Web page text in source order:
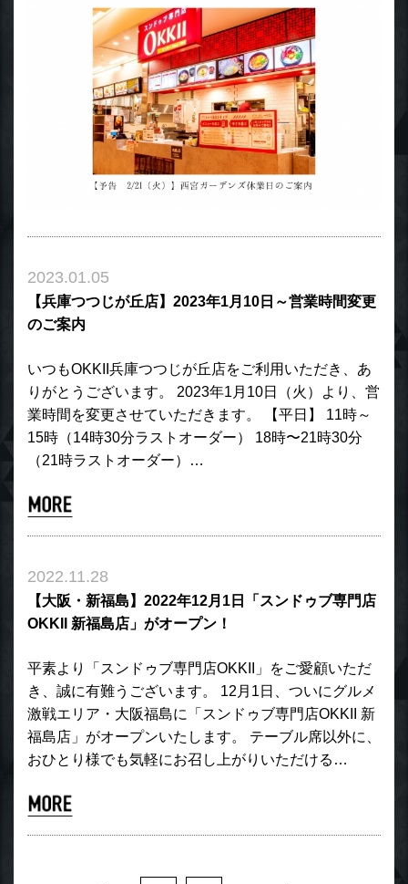
2023.01.05
【兵庫つつじが丘店】2023年1月10日～営業時間変更
のご案内
いつもOKKII兵庫つつじが丘店をご利用いただき、あ
りがとうございます。 2023年1月10日（火）より、営
業時間を変更させていただきます。 【平日】 11時～
15時（14時30分ラストオーダー） 18時〜21時30分
（21時ラストオーダー）…
2022.11.28
【大阪・新福島】2022年12月1日「スンドゥブ専門店
OKKII 新福島店」がオープン！
平素より「スンドゥブ専門店OKKII」をご愛顧いただ
き、誠に有難うございます。 12月1日、ついにグルメ
激戦エリア・大阪福島に「スンドゥブ専門店OKKII 新
福島店」がオープンいたします。 テーブル席以外に、
おひとり様でも気軽にお召し上がりいただける…